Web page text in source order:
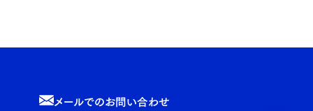
メールでのお問い合わせ